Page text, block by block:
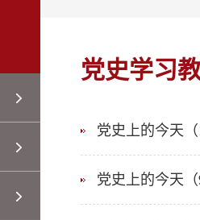
党史学习
党史上的今天
党史上的今天